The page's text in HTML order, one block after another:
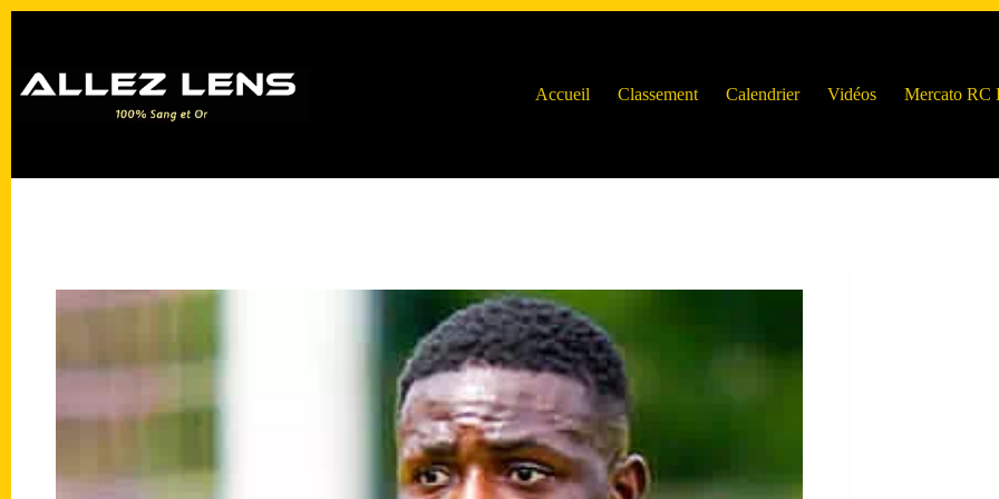
Accueil
Classement Calendrier Vidéos Mercato RC